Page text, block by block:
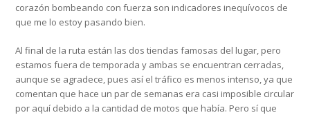
corazón bombeando con fuerza son indicadores inequívocos de
que me lo estoy pasando bien.
Al final de la ruta están las dos tiendas famosas del lugar, pero
estamos fuera de temporada y ambas se encuentran cerradas,
aunque se agradece, pues así el tráfico es menos intenso, ya que
comentan que hace un par de semanas era casi imposible circular
por aquí debido a la cantidad de motos que había. Pero sí que